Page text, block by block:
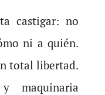
castigar: no
ni a quién.
total libertad.
maquinaria